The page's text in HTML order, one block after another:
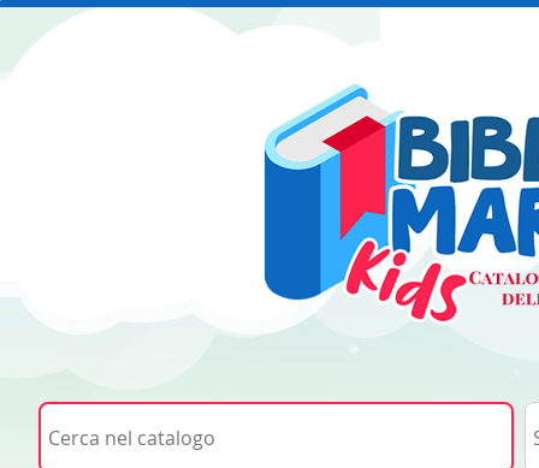
Cerca su "Cerca nel catalogo"